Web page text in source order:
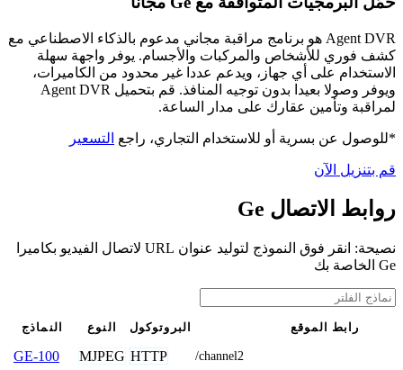
Agent DVR هو برنامج مراقبة مجاني مدعوم بالذكاء الاصطناعي مع
كشف فوري للأشخاص والمركبات والأجسام. يوفر واجهة سهلة
الاستخدام على أي جهاز، ويدعم عددا غير محدود من الكاميرات،
ويوفر وصولا بعيدا بدون توجيه المنافذ. قم بتحميل Agent DVR
لمراقبة وتأمين عقارك على مدار الساعة.
*للوصول عن بسرية أو للاستخدام التجاري، راجع التسعير
قم بتنزيل الآن
روابط الاتصال Ge
نصيحة: انقر فوق النموذج لتوليد عنوان URL لاتصال الفيديو بكاميرا
Ge الخاصة بك
النماذج النوع البروتوكول رابط الموقع
GE-100 MJPEG HTTP /channel2